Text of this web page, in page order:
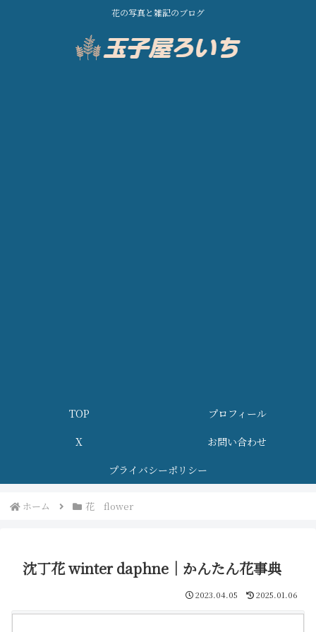
花の写真と雑記のブログ
TOP
プロフィール
X
お問い合わせ
プライバシーポリシー
ホーム 花 flower
沈丁花 winter daphne｜かんたん花事典
2023.04.05 2025.01.06